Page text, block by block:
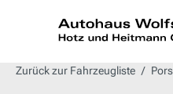
springen
Zurück zur Fahrzeugliste